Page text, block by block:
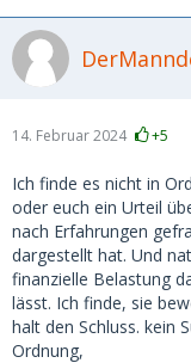
14. Februar 2024 +5
Ich finde es nicht in
oder euch ein Urteil
nach Erfahrungen
dargestellt hat. Und
finanzielle Belastung
lässt. Ich finde, sie
halt den Schluss. kein
Ordnung,